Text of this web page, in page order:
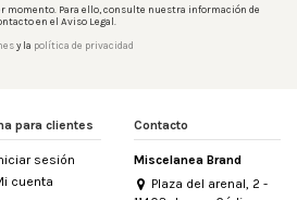
momento. Para ello, consulte nuestra información de
en el Aviso Legal.
y la política de privacidad
para clientes
sesión
cuenta
Contacto
Miscelanea Brand
Plaza del arenal, 2 -